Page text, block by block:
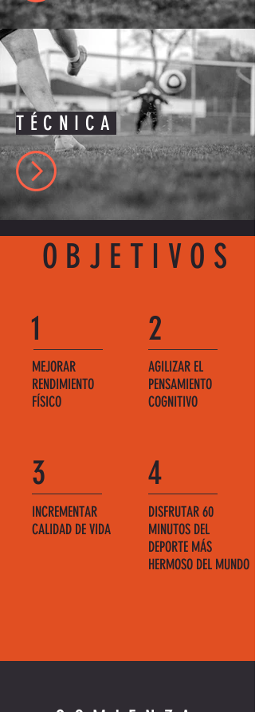
​TÉCNICA
OBJETIVOS
1
MEJORAR
RENDIMIENTO
FÍSICO
3
INCREMENTAR
CALIDAD DE VIDA
2
AGILIZAR EL
PENSAMIENTO
COGNITIVO
4
DISFRUTAR 60
MINUTOS DEL
DEPORTE MÁS
HERMOSO DEL MUNDO